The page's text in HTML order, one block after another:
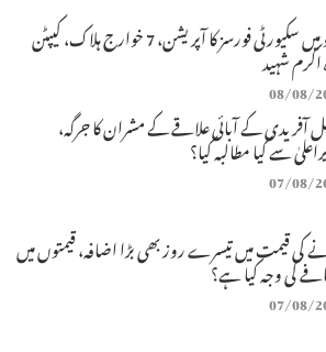
ہنگو میں سکیورٹی فورسز کا آپریشن، 7 خوارج ہلاک، کیپٹن
اکرم شہید
08/08/
آفریدی کے آبائی علاقے کے مشران کا جرگہ،
سے کیا مطالبہ کیا؟
07/08/
کی قیمت میں تیسرے روز بھی بڑا اضافہ، قیمتوں میں
کی وجہ کیا ہے؟
07/08/